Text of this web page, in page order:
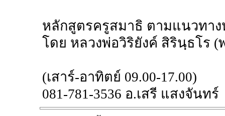
หลักสูตรครูสมาธิ ตามแนวทา
โดย หลวงพ่อวิริยังค์ สิรินฺธโร
(เสาร์-อาทิตย์ 09.00-17.00)
081-781-3536 อ.เสรี แสงจันทร์